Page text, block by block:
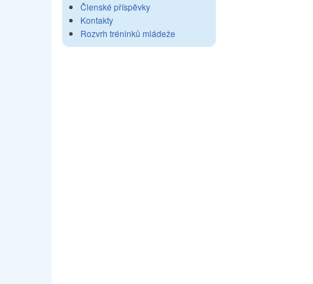
Členské příspěvky
Kontakty
Rozvrh tréninků mládeže